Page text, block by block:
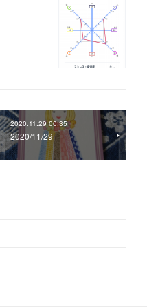
2020.11.29 00:35
2020/11/29